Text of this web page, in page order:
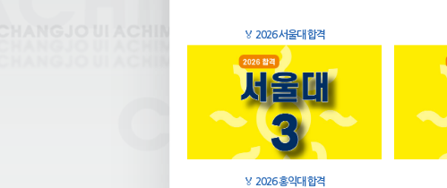
🏅 2026 서울대 합격
🏅 2026 홍익대 합격